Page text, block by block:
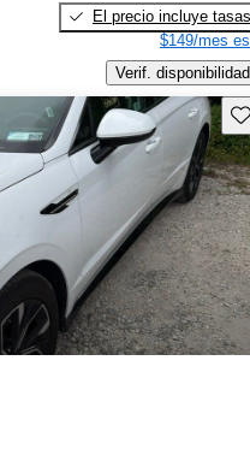
El precio incluye tasas
$149/mes
Verif. disponibilidad